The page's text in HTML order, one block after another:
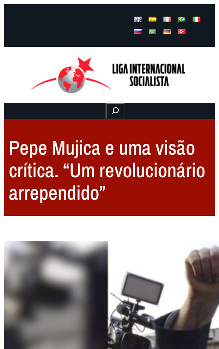
Buscar
Pepe Mujica e uma visão
crítica. “Um revolucionário
arrependido”